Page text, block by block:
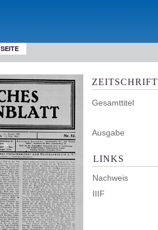
SEITE
ZEITSCHRIFT
Gesamttitel
Ausgabe
LINKS
Nachweis
IIIF